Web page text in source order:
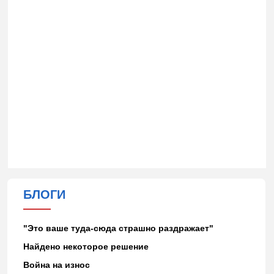
БЛОГИ
"Это ваше туда-сюда страшно раздражает"
Найдено некоторое решение
Война на износ